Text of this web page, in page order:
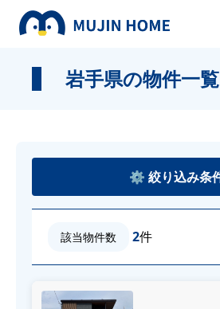
岩手県の物件一覧
該当物件数 2件